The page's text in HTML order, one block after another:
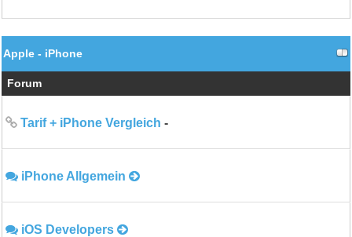
Apple - iPhone
Forum
Tarif + iPhone Vergleich -
iPhone Allgemein
iOS Developers